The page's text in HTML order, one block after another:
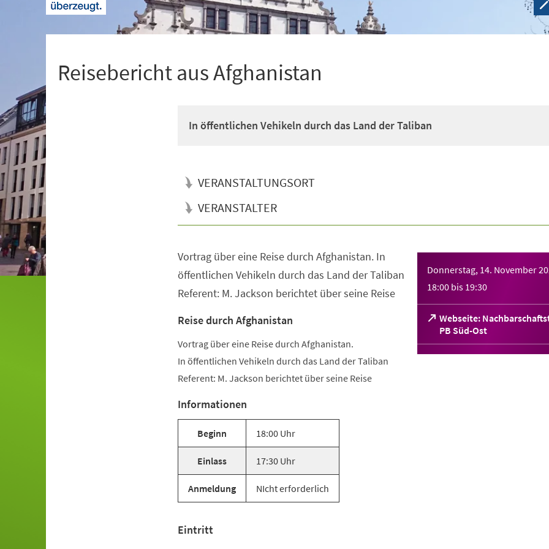
Reisebericht aus Afghanistan
In öffentlichen Vehikeln durch das Land der Taliban
VERANSTALTUNGSORT
VERANSTALTER
Donnerstag, 14. November
18:00 bis 19:30
Webseite:
PB Süd-Ost
(Öffnet
in
einem
Vortrag über eine Reise durch Afghanistan. In
öffentlichen Vehikeln durch das Land der Taliban
Referent: M. Jackson berichtet über seine Reise
Reise durch Afghanistan
Vortrag über eine Reise durch Afghanistan.
In öffentlichen Vehikeln durch das Land der Taliban
Referent: M. Jackson berichtet über seine Reise
Informationen
Beginn 18:00 Uhr
Einlass 17:30 Uhr
Anmeldung NIcht erforderlich
Eintritt